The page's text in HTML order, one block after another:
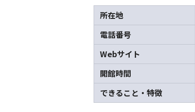
所在地
電話番号
Webサイト
開館時間
できること・特徴